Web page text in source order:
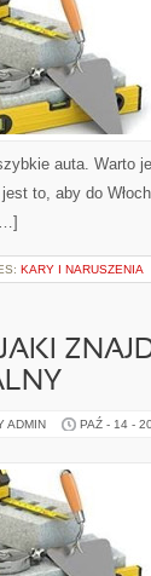
auta. Warto
to, aby do
KARY I NARUSZENIA
ADMIN PAŹ - 14 -